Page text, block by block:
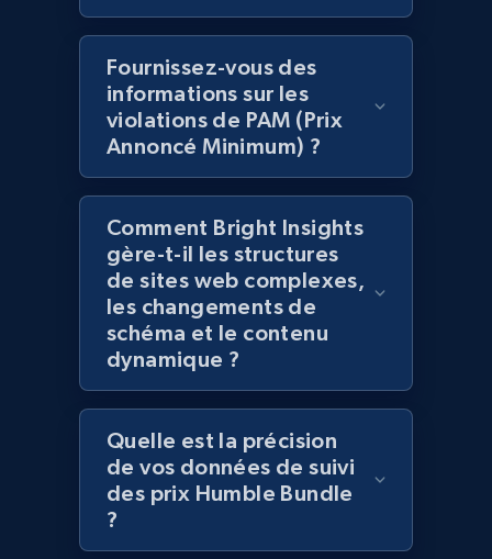
Amazon products global dataset -
Title, Seller name, Brand, Description, Initial
price, Currency, Availability, Reviews count, and
2.1K+ 375+ Commencer
Amazon products global dataset - Collects
products by best sellers category URL
Title, Seller name, Brand, Description, Initial
price, Currency, Availability, Reviews count, and
more.
Fournissez-vous des
informations sur les
violations de PAM (Prix
Annoncé Minimum) ?
Comment Bright Insights
gère-t-il les structures
de sites web complexes,
les changements de
schéma et le contenu
dynamique ?
Quelle est la précision
de vos données de suivi
des prix Humble Bundle
?